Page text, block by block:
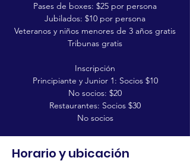
Pases de boxes: $25 por persona
Jubilados: $10 por persona
Veteranos y niños menores de 3 años gratis
Tribunas gratis
Inscripción
Principiante y Junior 1: Socios $10
No socios: $20
Restaurantes: Socios $30
No socios
Horario y ubicación